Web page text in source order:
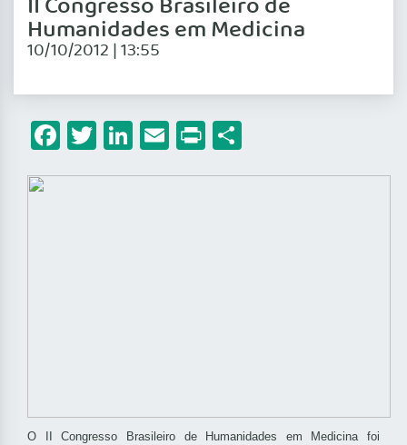
Humanidades em Medicina
10/10/2012 | 13:55
Facebook
Twitter
LinkedIn
Email
Print
O II Congresso Brasileiro de Humanidades em Medicina foi